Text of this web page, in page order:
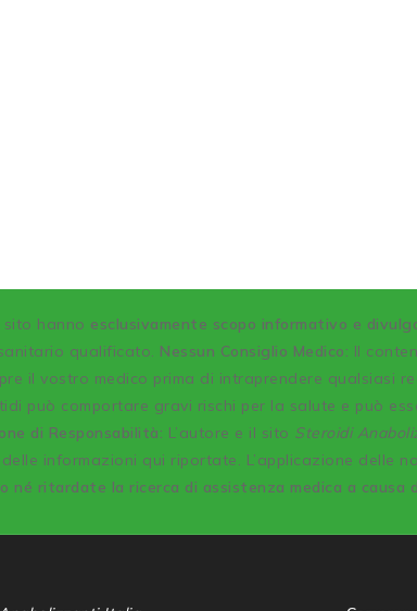
hanno esclusivamente scopo informativo e
qualificato. Nessun Consiglio Medico: Il
il vostro medico prima di intraprendere qualsiasi
può comportare gravi rischi per la salute e può
di Responsabilità: L’autore e il sito Steroidi
informazioni qui riportate. L’applicazione delle
né ritardate la ricerca di assistenza medica a